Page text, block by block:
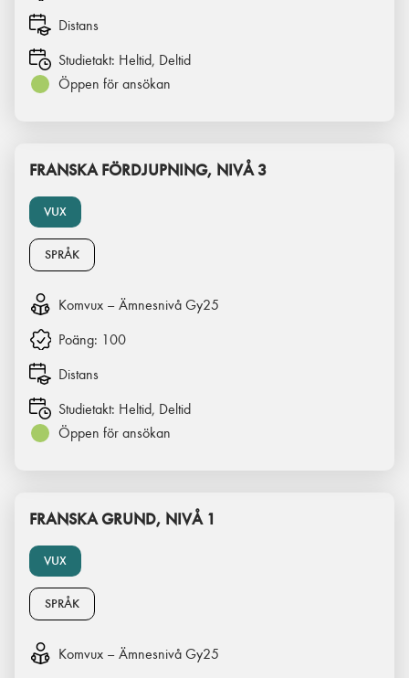
Distans
Studietakt: Heltid, Deltid
Öppen för ansökan
VUX
FRANSKA FÖRDJUPNING, NIVÅ 3
SPRÅK
Komvux – Ämnesnivå Gy25
Poäng: 100
Distans
Studietakt: Heltid, Deltid
Öppen för ansökan
VUX
FRANSKA GRUND, NIVÅ 1
SPRÅK
Komvux – Ämnesnivå Gy25